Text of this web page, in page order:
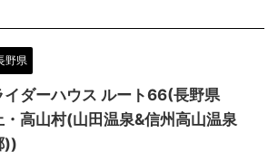
野県
イダーハウス ルート66(長野県
・高山村(山田温泉&信州高山温泉
))